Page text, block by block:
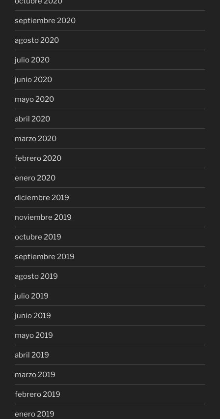
septiembre 2020
agosto 2020
julio 2020
junio 2020
mayo 2020
abril 2020
marzo 2020
febrero 2020
enero 2020
diciembre 2019
noviembre 2019
octubre 2019
septiembre 2019
agosto 2019
julio 2019
junio 2019
mayo 2019
abril 2019
marzo 2019
febrero 2019
enero 2019